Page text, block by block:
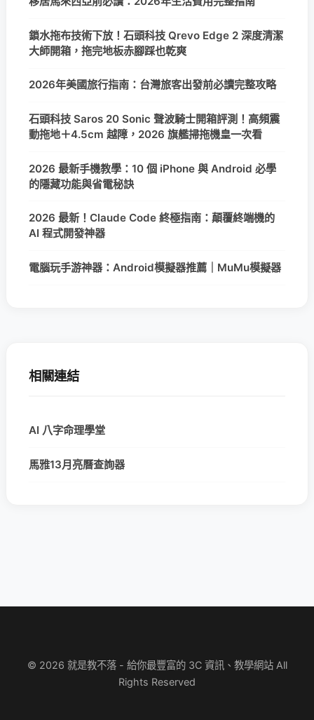
鎖水拖布技術下放！石頭科技 Qrevo Edge 2 深度清潔
大師開箱，拖完地板赤腳踩也乾爽
2026年美國旅行指南：台灣旅客出發前必讀完整攻略
石頭科技 Saros 20 Sonic 聲波騎士開箱評測！高頻震
動拖地＋4.5cm 越障，2026 旗艦掃拖機皇一次看
2026 最新手機教學：10 個 iPhone 與 Android 必學
的隱藏功能與省電秘訣
2026 最新！Claude Code 終極指南：顛覆終端機的
AI 程式開發神器
電腦玩手游神器：Android模擬器推薦｜MuMu模擬器
相關連結
AI 八字命理學堂
馬雅13月亮曆查詢器
© 2026 就是教不落 - 給你最豐富的 3C 資訊、教學網站 All
Rights Reserved